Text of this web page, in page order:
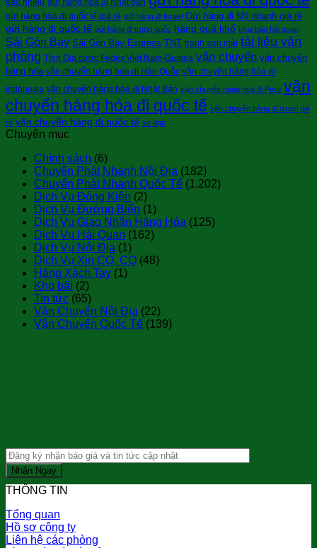
gửi hàng hóa đi quốc tế giá rẻ gửi hàng đi Israel Gửi hàng đi Mỹ nhanh giá rẻ
gửi hàng đi quốc tế gửi hàng đi trung quốc hàng quá khổ khai báo hải quan
Sài Gòn Bay Sài Gòn Bay Express TNT tranh sơn mài tài liệu văn
phòng Tính Giá cước Fedex Việt Nam-Guinea vận chuyển vận chuyển
hàng hóa vận chuyển hàng hóa đi Hàn Quốc vận chuyển hàng hóa đi
indonesia vận chuyển hàng hóa đi Nhật Bản vận chuyển hàng hóa đi Peru vận
chuyển hàng hóa đi quốc tế vận chuyển hàng đi israel giá
rẻ vận chuyển hàng đi quốc tế xe đạp
Chuyên mục
Chính sách (6)
Chuyển Phát Nhanh Nội Địa (182)
Chuyển Phát Nhanh Quốc Tế (1.202)
Dịch Vụ Đóng Kiện (2)
Dịch Vụ Đường Biển (1)
Dịch Vụ Giao Nhận Hàng Hóa (125)
Dịch Vụ Hải Quan (162)
Dịch Vụ Nội Địa (1)
Dịch Vụ Xin CO, CQ (48)
Hàng Xách Tay (1)
Kho bãi (2)
Tin tức (65)
Vận Chuyển Nội Địa (22)
Vận Chuyển Quốc Tế (139)
THÔNG TIN
Tổng quan
Hồ sơ công ty
Liên hệ các phòng